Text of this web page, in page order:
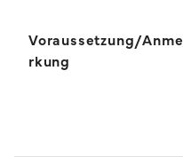
Voraussetzung/Anme
rkung